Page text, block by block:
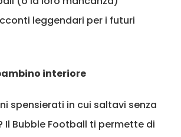
leggendari per i futuri
interiore
spensierati in cui saltavi senza
Il Bubble Football ti permette di